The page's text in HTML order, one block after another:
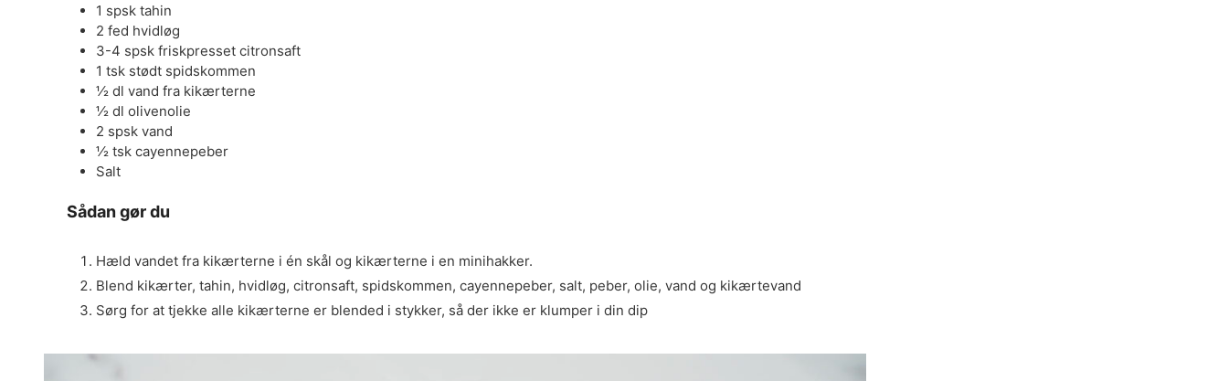
1 spsk tahin
2 fed hvidløg
3-4 spsk friskpresset citronsaft
1 tsk stødt spidskommen
½ dl vand fra kikærterne
½ dl olivenolie
2 spsk vand
½ tsk cayennepeber
Salt
Sådan gør du
Hæld vandet fra kikærterne i én skål og kikærterne i en minihakker.
Blend kikærter, tahin, hvidløg, citronsaft, spidskommen, cayennepeber, salt, peber, olie, vand og kikærtevand
Sørg for at tjekke alle kikærterne er blended i stykker, så der ikke er klumper i din dip